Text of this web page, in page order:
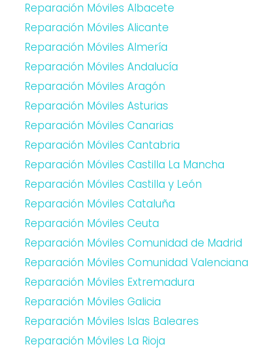
Reparación Móviles Albacete
Reparación Móviles Alicante
Reparación Móviles Almería
Reparación Móviles Andalucía
Reparación Móviles Aragón
Reparación Móviles Asturias
Reparación Móviles Canarias
Reparación Móviles Cantabria
Reparación Móviles Castilla La Mancha
Reparación Móviles Castilla y León
Reparación Móviles Cataluña
Reparación Móviles Ceuta
Reparación Móviles Comunidad de Madrid
Reparación Móviles Comunidad Valenciana
Reparación Móviles Extremadura
Reparación Móviles Galicia
Reparación Móviles Islas Baleares
Reparación Móviles La Rioja